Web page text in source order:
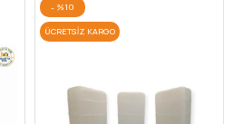
%10
ÜCRETSIZ KARGO